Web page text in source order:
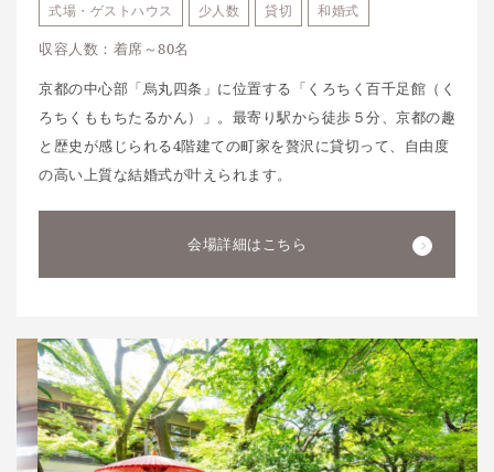
式場・ゲストハウス 少人数 貸切 和婚式
収容人数：着席～80名
京都の中心部「烏丸四条」に位置する「くろちく百千足館（く
ろちくももちたるかん）」。最寄り駅から徒歩５分、京都の趣
と歴史が感じられる4階建ての町家を贅沢に貸切って、自由度
の高い上質な結婚式が叶えられます。
会場詳細はこちら